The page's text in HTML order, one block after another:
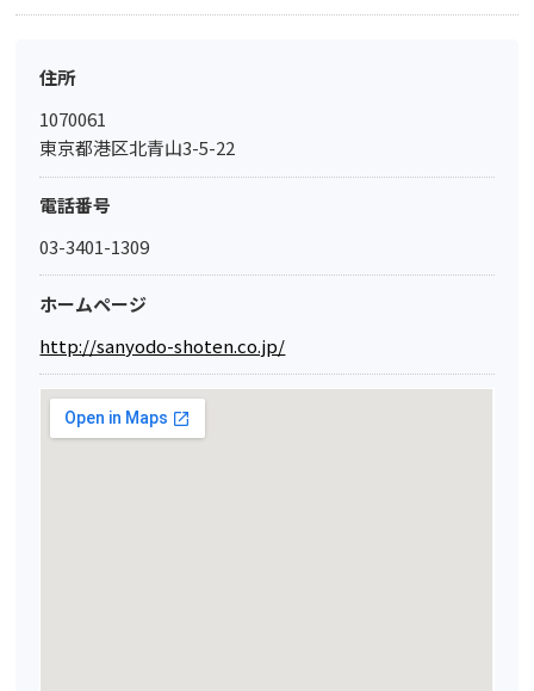
住所
1070061
東京都港区北青山3-5-22
電話番号
03-3401-1309
ホームページ
http://sanyodo-shoten.co.jp/